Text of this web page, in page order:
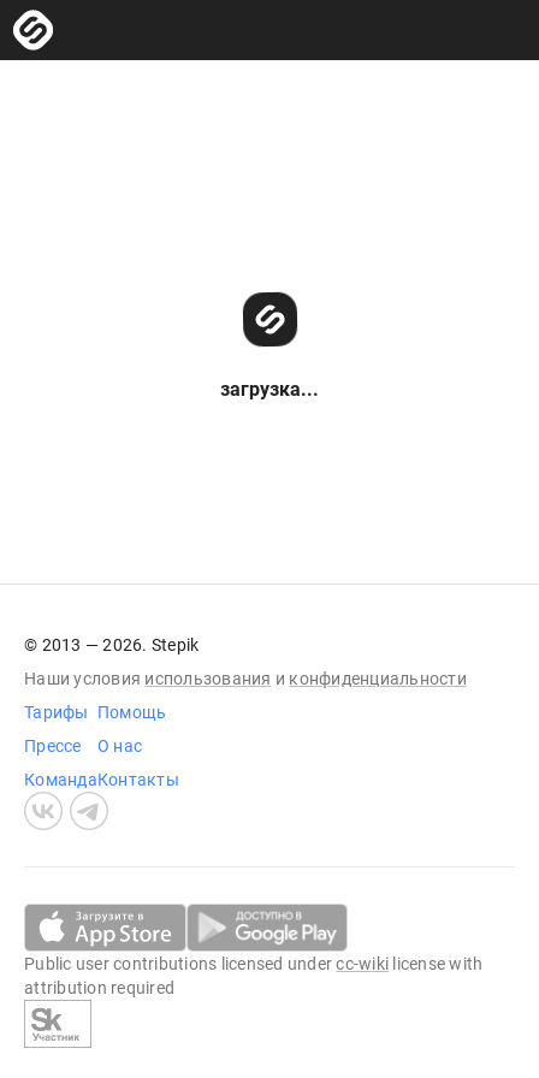
загрузка...
© 2013 — 2026. Stepik
Наши условия использования и конфиденциальности
Тарифы
Прессе
Команда
Помощь
О нас
Контакты
Public user contributions licensed undercc-wiki license with
attribution required